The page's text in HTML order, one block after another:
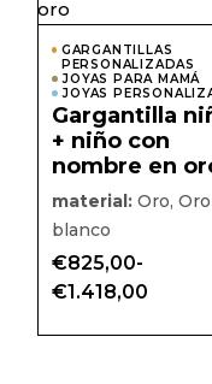
GARGANTILLAS
PERSONALIZADAS
JOYAS PARA MAMÁ
JOYAS
Gargantilla
+ niño con
nombre en
material: Oro, Oro
blanco
€825,00-
€1.418,00
Rango
de
desde